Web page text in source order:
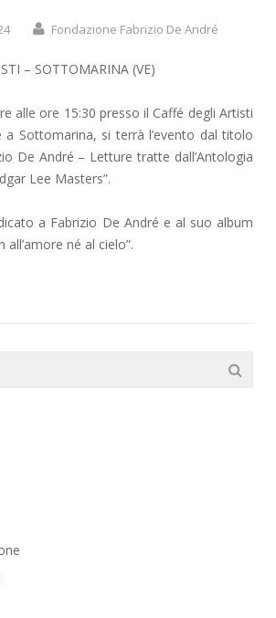
Fondazione Fabrizio De André
– SOTTOMARINA (VE)
alle ore 15:30 presso il Caffé degli Artisti
a Sottomarina, si terrà l’evento dal titolo
De André – Letture tratte dall’Antologia
Lee Masters”.
a Fabrizio De André e al suo album
né al cielo”.